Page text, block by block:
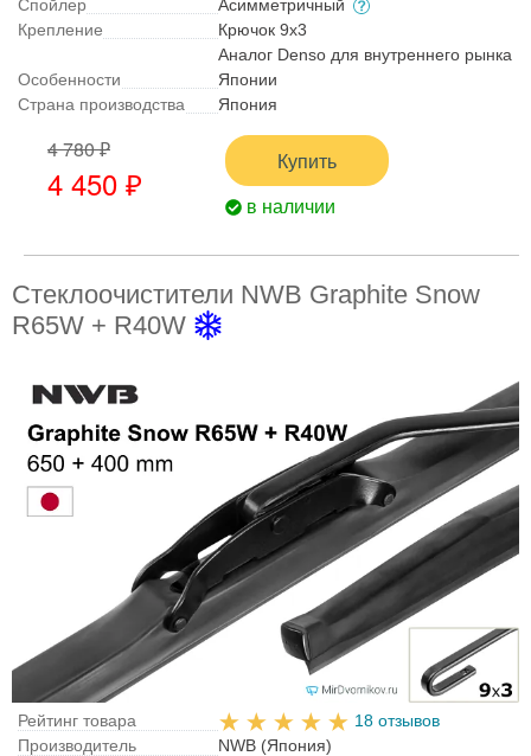
Спойлер
Асимметричный
Крепление
Крючок 9x3
Особенности
Аналог Denso для внутреннего рынка
Японии
Страна производства
Япония
4 780 ₽
4 450 ₽
Купить
в наличии
Стеклоочистители NWB Graphite Snow
R65W + R40W
Рейтинг товара
18 отзывов
Производитель
NWB (Япония)